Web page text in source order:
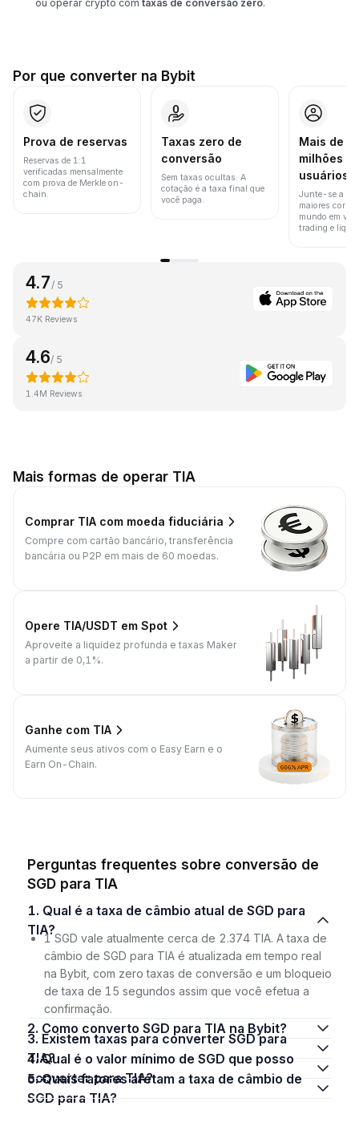
ou operar crypto com taxas de conversão zero.
Por que converter na Bybit
Prova de reservas
Reservas de 1:1
verificadas mensalmente
com prova de Merkle on-
chain.
Taxas zero de
conversão
Sem taxas ocultas. A
cotação é a taxa final que
você paga.
Mais de
milhões
usuários
Junte-se a
maiores
mundo em
trading e
4.7 / 5
47K Reviews
4.6/ 5
1.4M Reviews
Mais formas de operar TIA
Comprar TIA com moeda fiduciária
Compre com cartão bancário, transferência
bancária ou P2P em mais de 60 moedas.
Opere TIA/USDT em Spot
Aproveite a liquidez profunda e taxas Maker
a partir de 0,1%.
Ganhe com TIA
Aumente seus ativos com o Easy Earn e o
Earn On-Chain.
Perguntas frequentes sobre conversão de
SGD para TIA
1. Qual é a taxa de câmbio atual de SGD para
TIA?
1 SGD vale atualmente cerca de 2.374 TIA. A taxa de
câmbio de SGD para TIA é atualizada em tempo real
na Bybit, com zero taxas de conversão e um bloqueio
de taxa de 15 segundos assim que você efetua a
confirmação.
2. Como converto SGD para TIA na Bybit?
3. Existem taxas para converter SGD para
TIA?
4. Qual é o valor mínimo de SGD que posso
converter para TIA?
5. Quais fatores afetam a taxa de câmbio de
SGD para TIA?